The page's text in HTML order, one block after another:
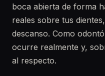
boca abierta de forma
reales sobre tus
descanso. Como
ocurre realmente y,
al respecto.